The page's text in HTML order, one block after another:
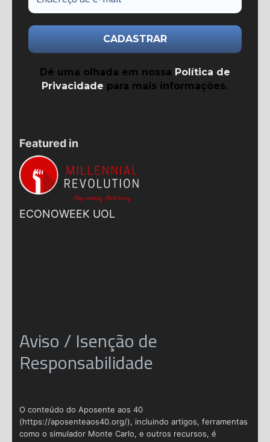
Dê uma olhada em nossa Política de
Privacidade para mais informações.
Featured in
ECONOWEEK UOL
Aviso / Isenção de
Responsabilidade
O conteúdo do Aposente aos 40
(https://aposenteaos40.org/), incluindo artigos, ferramentas
como o simulador Monte Carlo, e outros recursos, é